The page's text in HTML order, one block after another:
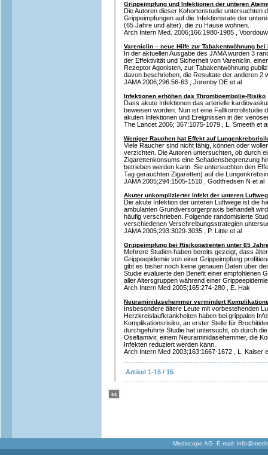
Grippeimpfung und Infektionen der unteren
Die Autoren dieser Kohortenstudie untersuchten
Grippeimpfungen auf die Infektionsrate der
(65 Jahre und älter), die zu Hause wohnen.
Arch Intern Med. 2006;166:1980-1985 ,
Vareniclin – neue Hilfe zur Tabakentwöhnung bei
In der aktuellen Ausgabe des JAMA wurden 3
der Effektivität und Sicherheit von Vareniclin,
Rezeptor Agonisten, zur Tabakentwöhnung
davon beschrieben, die Resultate der anderen 2
JAMA 2006;296:56-63 , Jorenby DE et al
Infektionen erhöhen das Thromboembolie-Risiko
Dass akute Infektionen das arterielle
bewiesen worden. Nun ist eine Fallkontrollstudie
akuten Infektionen und Ereignissen in der
The Lancet 2006; 367:1075-1079 , L. Smeeth et al
Weniger Rauchen hat Effekt auf
Viele Raucher sind nicht fähig, können oder
verzichten. Die Autoren untersuchten, ob durch
Zigarettenkonsums eine Schadensbegrenzung
betrieben werden kann. Sie untersuchten den
Tag gerauchten Zigaretten) auf die
JAMA 2005;294:1505-1510 , Godtfredsen N et al
Akuter unkomplizierter Infekt der unteren
Die akute Infektion der unteren Luftwege ist die
ambulanten Grundversorgerpraxis behandelt
häufig verschrieben. Folgende randomisierte
verschiedenen Verschreibungsstrategien
JAMA 2005;293:3029-3035 , P. Little et al
Grippeimpfung bei Risikopatienten unter 65
Mehrere Studien haben bereits gezeigt, dass
Grippeepidemie von einer Grippeimpfung
gibt es bisher noch keine genauen Daten über
Studie evaluierte den Benefit einer empfohlenen
aller Altersgruppen während einer
Arch Intern Med 2005;165:274-280 , E. Hak
Neuraminidasehemmer vermindert
Insbesondere ältere Leute mit vorbestehenden
Herzkreislaufkrankheiten haben bei grippalen
Komplikationsrisiko, an erster Stelle für
durchgeführte Studie hat untersucht, ob durch
Oseltamivir, einem Neuraminidasehemmer, die
Infekten reduziert werden kann.
Arch Intern Med 2003;163:1667-1672 , L. Kaiser
Artikel 1-15 / 15
Mediscope AG E-mail: